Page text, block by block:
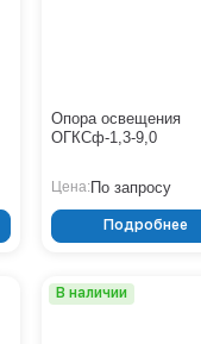
Опора освещения
ОГКСф-1,3-9,0
Цена:По запросу
Подробнее
В наличии